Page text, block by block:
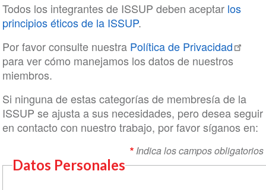
Todos los integrantes de ISSUP deben aceptar los
principios éticos de la ISSUP.
Por favor consulte nuestra Política de Privacidad
para ver cómo manejamos los datos de nuestros
miembros.
Si ninguna de estas categorías de membresía de la
ISSUP se ajusta a sus necesidades, pero desea seguir
en contacto con nuestro trabajo, por favor síganos en:
Indica los campos obligatorios
Datos Personales